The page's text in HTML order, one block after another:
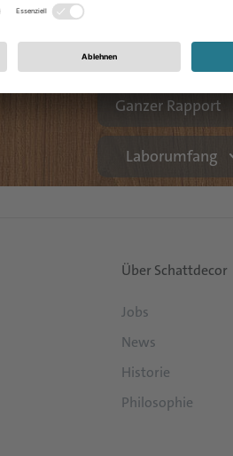
Ganzer Rapport
Laborumfang
Über Schattdecor
Jobs
News
Historie
Philosophie